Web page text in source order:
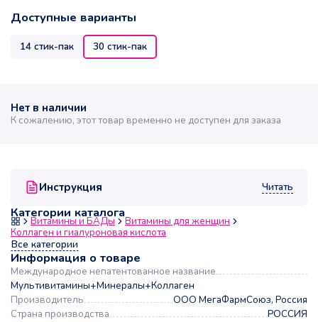
Доступные варианты
14 стик-пак 30 стик-пак
Инструкция Читать
Категории каталога
Витамины и БАДы
Витамины для женщин
Коллаген и гиалуроновая кислота
Все категории
Информация о товаре
Международное непатентованное название
Мультивитамины+Минералы+Коллаген
Производитель
ООО МегаФармСоюз, Россия
Страна производства
РОССИЯ
Нет в наличии
К сожалению, этот товар временно не доступен для заказа